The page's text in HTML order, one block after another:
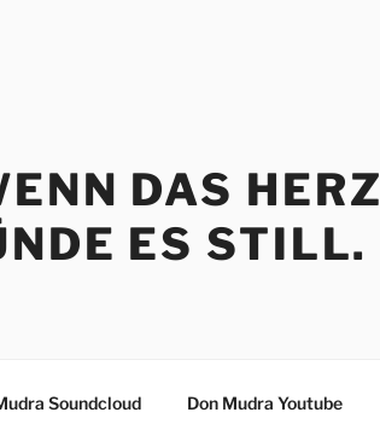
DAS HERZ
ES STILL.
Soundcloud Don Mudra Youtube